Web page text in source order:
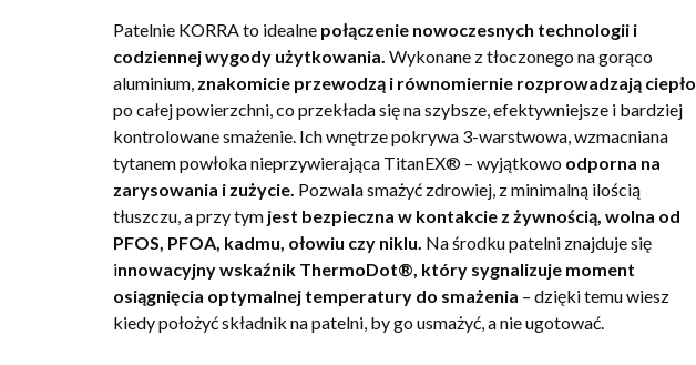
Patelnie KORRA to idealne połączenie nowoczesnych technologii i
codziennej wygody użytkowania. Wykonane z tłoczonego na gorąco
aluminium, znakomicie przewodzą i równomiernie rozprowadzają ciepło
po całej powierzchni, co przekłada się na szybsze, efektywniejsze i bardziej
kontrolowane smażenie. Ich wnętrze pokrywa 3-warstwowa, wzmacniana
tytanem powłoka nieprzywierająca TitanEX® – wyjątkowo odporna na
zarysowania i zużycie. Pozwala smażyć zdrowiej, z minimalną ilością
tłuszczu, a przy tym jest bezpieczna w kontakcie z żywnością, wolna od
PFOS, PFOA, kadmu, ołowiu czy niklu. Na środku patelni znajduje się
innowacyjny wskaźnik ThermoDot®, który sygnalizuje moment
osiągnięcia optymalnej temperatury do smażenia – dzięki temu wiesz
kiedy położyć składnik na patelni, by go usmażyć, a nie ugotować.